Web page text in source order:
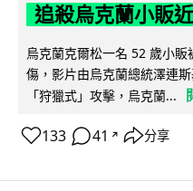
追殺烏克蘭小販
烏克蘭克爾松一名 52 歲小
傷，影片由烏克蘭總統澤連
「狩獵式」攻擊，烏克蘭...
133 41 ↗ 分享